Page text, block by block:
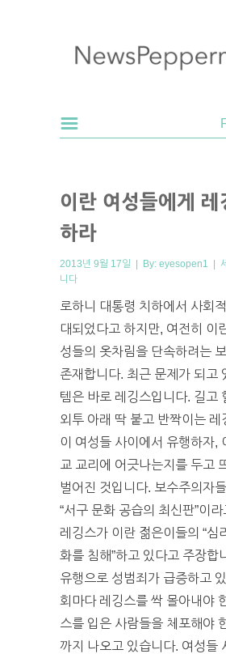
이란 여성들에게 레
하라
2013년 9월 17일 | By: eyesopen1 |
니다
로하니 대통령 치하에서 사회
대되었다고 하지만, 여전히 이
성들의 옷차림을 단속하려는
존재합니다. 최근 문제가 되고
템은 바로 레깅스입니다. 길고
외투 아래 딱 붙고 반짝이는 레
이 여성들 사이에서 유행하자,
교 교리에 어긋나는지를 두고
벌어진 것입니다. 보수주의자
“서구 문화 공습의 최신판”이
레깅스가 이란 젊은이들의 “심
화를 침해”하고 있다고 주장합
유행으로 성범죄가 급증하고
회마다 레깅스를 싹 몰아내야
스를 입은 사람들을 체포해야
까지 나오고 있습니다. 여성들